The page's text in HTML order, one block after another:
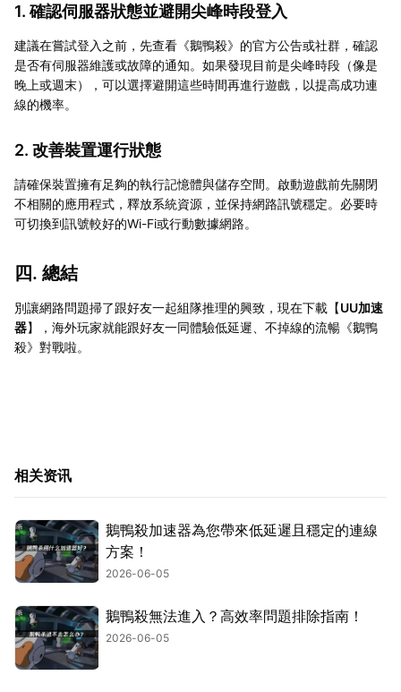
1. 確認伺服器狀態並避開尖峰時段登入
建議在嘗試登入之前，先查看《鵝鴨殺》的官方公告或社群，確認
是否有伺服器維護或故障的通知。如果發現目前是尖峰時段（像是
晚上或週末），可以選擇避開這些時間再進行遊戲，以提高成功連
線的機率。
2. 改善裝置運行狀態
請確保裝置擁有足夠的執行記憶體與儲存空間。啟動遊戲前先關閉
不相關的應用程式，釋放系統資源，並保持網路訊號穩定。必要時
可切換到訊號較好的Wi-Fi或行動數據網路。
四. 總結
別讓網路問題掃了跟好友一起組隊推理的興致，現在下載【UU加速
器】，海外玩家就能跟好友一同體驗低延遲、不掉線的流暢《鵝鴨
殺》對戰啦。
相关资讯
鵝鴨殺加速器為您帶來低延遲且穩定的連線
方案！
2026-06-05
鵝鴨殺無法進入？高效率問題排除指南！
2026-06-05